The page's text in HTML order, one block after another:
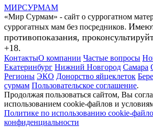
МИРСУРМАМ
«Мир Сурмам» - сайт о суррогатном
суррогатных мам без посредников.
противопоказания,
+18.
КонтактыО компании Частые вопросы
Екатеринбург Нижний Новгород Самара
Регионы ЭКО Донорство яйцеклеток
сурмам Пользовательское соглашение.
Продолжая пользоваться сайтом, Вы
использованием cookie-файлов и
Политике по использованию cookie-
конфиденциальности